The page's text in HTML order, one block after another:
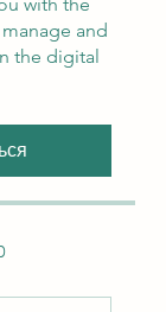
with the
and
the digital